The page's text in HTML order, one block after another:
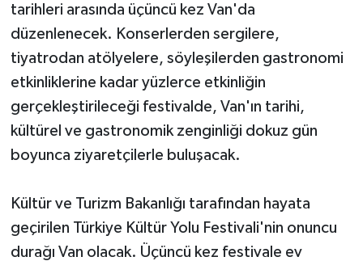
tarihleri arasında üçüncü kez Van'da
düzenlenecek. Konserlerden sergilere,
tiyatrodan atölyelere, söyleşilerden gastronomi
etkinliklerine kadar yüzlerce etkinliğin
gerçekleştirileceği festivalde, Van'ın tarihi,
kültürel ve gastronomik zenginliği dokuz gün
boyunca ziyaretçilerle buluşacak.
Kültür ve Turizm Bakanlığı tarafından hayata
geçirilen Türkiye Kültür Yolu Festivali'nin onuncu
durağı Van olacak. Üçüncü kez festivale ev